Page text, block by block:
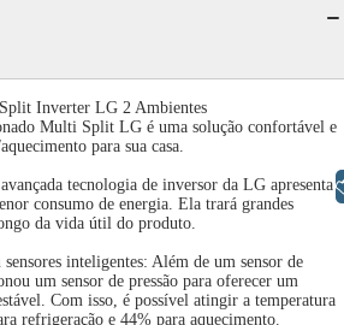
Inverter LG 2 Ambientes
Multi Split LG é uma solução confortável e
para sua casa.
tecnologia de inversor da LG apresenta
consumo de energia. Ela trará grandes
da vida útil do produto.
inteligentes: Além de um sensor de
um sensor de pressão para oferecer um
Com isso, é possível atingir a temperatura
refrigeração e 44% para aquecimento.
Libras